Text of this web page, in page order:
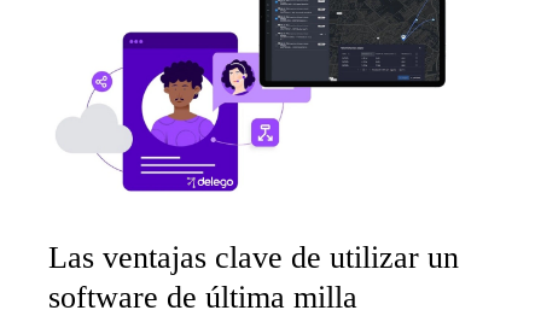
Las ventajas clave de utilizar un
software de última milla